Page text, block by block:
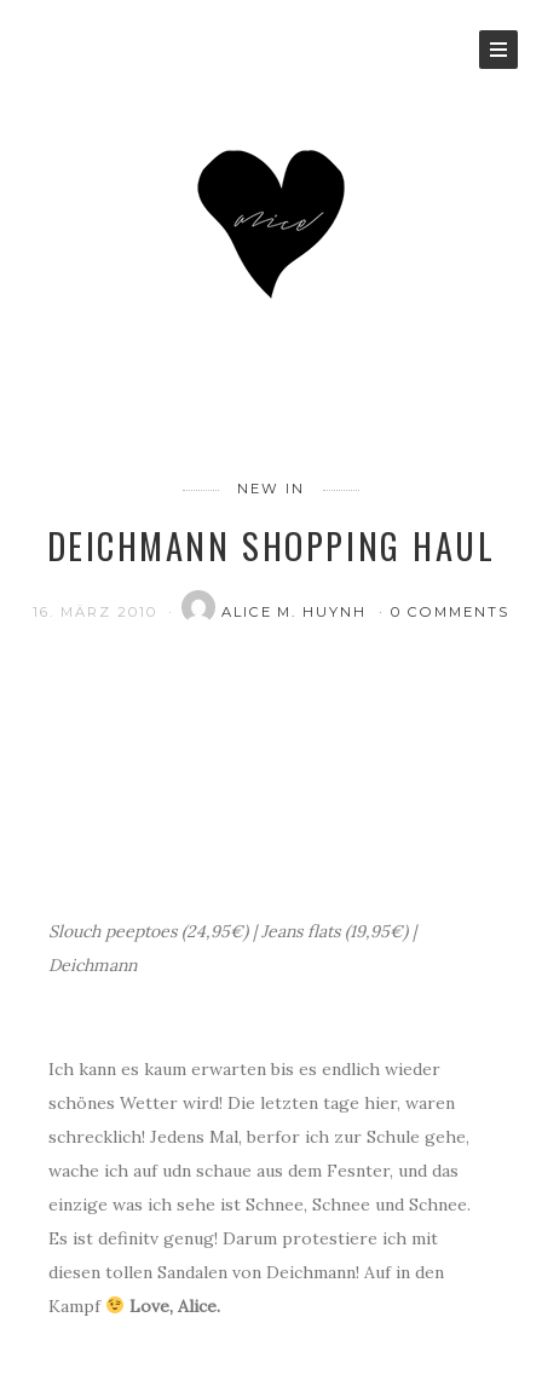
NEW IN
DEICHMANN SHOPPING HAUL
16. MÄRZ 2010 ALICE M. HUYNH 0 COMMENTS
Slouch peeptoes (24,95€) | Jeans flats (19,95€) |
Deichmann
Ich kann es kaum erwarten bis es endlich wieder
schönes Wetter wird! Die letzten tage hier, waren
schrecklich! Jedens Mal, berfor ich zur Schule gehe,
wache ich auf udn schaue aus dem Fesnter, und das
einzige was ich sehe ist Schnee, Schnee und Schnee.
Es ist definitv genug! Darum protestiere ich mit
diesen tollen Sandalen von Deichmann! Auf in den
Kampf
Love, Alice.